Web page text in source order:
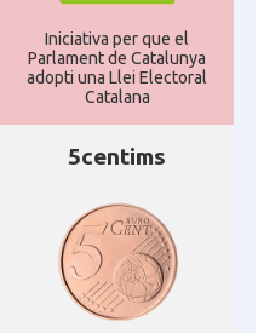
Iniciativa per que el
Parlament de Catalunya
adopti una Llei Electoral
Catalana
5centims